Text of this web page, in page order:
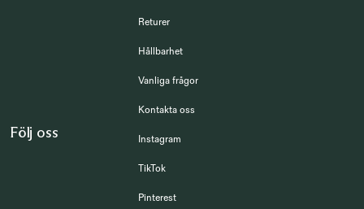
Returer
Hållbarhet
Vanliga frågor
Kontakta oss
Följ oss Instagram
TikTok
Pinterest